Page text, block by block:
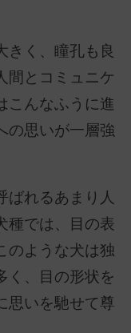
きく、瞳孔も良
間とコミュニケ
こんなふうに進
の思いが一層強
ばれるあまり人
種では、目の表
のような犬は独
く、目の形状を
思いを馳せて尊